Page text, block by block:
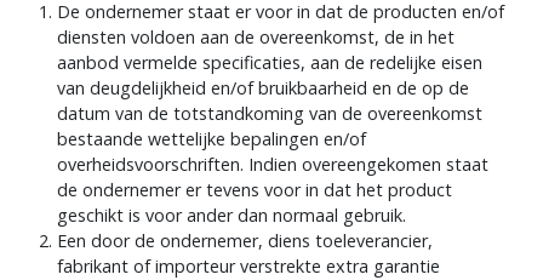
De ondernemer staat er voor in dat de producten en/of
diensten voldoen aan de overeenkomst, de in het
aanbod vermelde specificaties, aan de redelijke eisen
van deugdelijkheid en/of bruikbaarheid en de op de
datum van de totstandkoming van de overeenkomst
bestaande wettelijke bepalingen en/of
overheidsvoorschriften. Indien overeengekomen staat
de ondernemer er tevens voor in dat het product
geschikt is voor ander dan normaal gebruik.
Een door de ondernemer, diens toeleverancier,